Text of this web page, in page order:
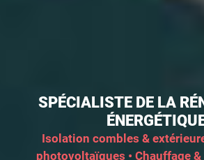
SPÉCIALISTE DE LA
Isolation combles &
photovoltaïques • Chauffage